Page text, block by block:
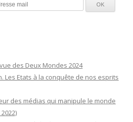
des Deux Mondes 2024
Les Etats à la conquête de nos esprits
des médias qui manipule le monde